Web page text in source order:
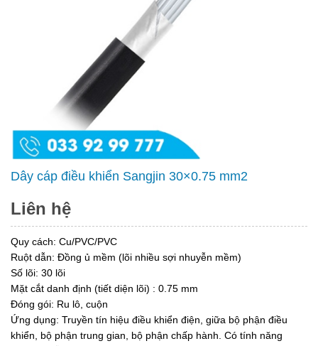
Dây cáp điều khiển Sangjin 30×0.75 mm2
Liên hệ
Quy cách: Cu/PVC/PVC
Ruột dẫn: Đồng ủ mềm (lõi nhiều sợi nhuyễn mềm)
Số lõi: 30 lõi
Mặt cắt danh định (tiết diện lõi) : 0.75 mm
Đóng gói: Ru lô, cuộn
Ứng dụng: Truyền tín hiệu điều khiển điện, giữa bộ phận điều
khiển, bộ phận trung gian, bộ phận chấp hành. Có tính năng